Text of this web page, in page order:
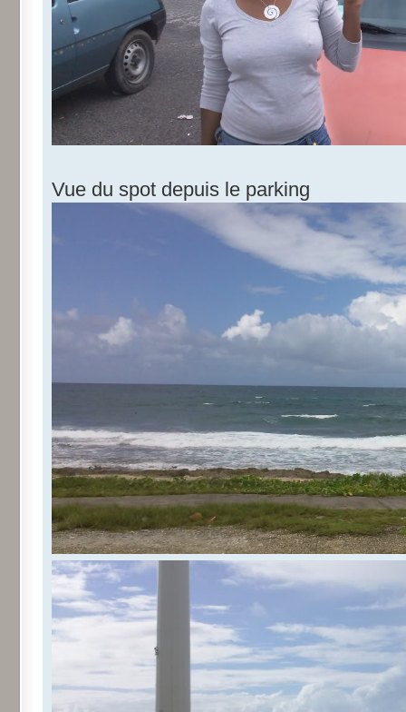
Vue du spot depuis le parking